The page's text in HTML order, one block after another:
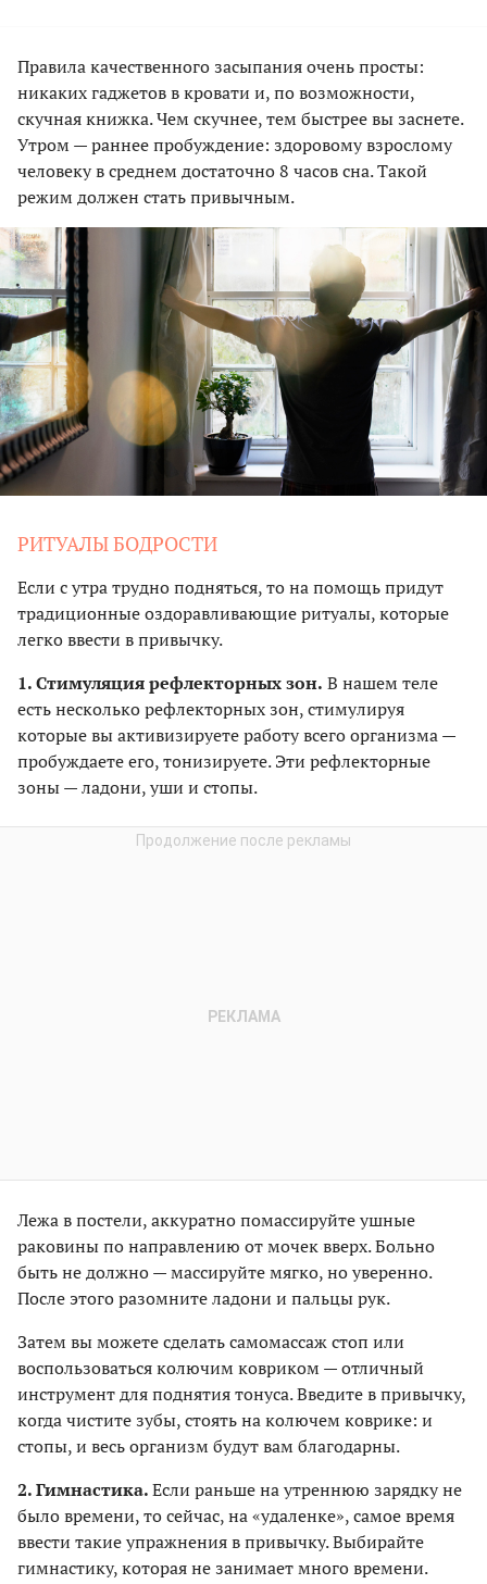
Правила качественного засыпания очень просты:
никаких гаджетов в кровати и, по возможности,
скучная книжка. Чем скучнее, тем быстрее вы заснете.
Утром — раннее пробуждение: здоровому взрослому
человеку в среднем достаточно 8 часов сна. Такой
режим должен стать привычным.
РИТУАЛЫ БОДРОСТИ
Если с утра трудно подняться, то на помощь придут
традиционные оздоравливающие ритуалы, которые
легко ввести в привычку.
1. Стимуляция рефлекторных зон. В нашем теле
есть несколько рефлекторных зон, стимулируя
которые вы активизируете работу всего организма —
пробуждаете его, тонизируете. Эти рефлекторные
зоны — ладони, уши и стопы.
Лежа в постели, аккуратно помассируйте ушные
раковины по направлению от мочек вверх. Больно
быть не должно — массируйте мягко, но уверенно.
После этого разомните ладони и пальцы рук.
Затем вы можете сделать самомассаж стоп или
воспользоваться колючим ковриком — отличный
инструмент для поднятия тонуса. Введите в привычку,
когда чистите зубы, стоять на колючем коврике: и
стопы, и весь организм будут вам благодарны.
2. Гимнастика.Если раньше на утреннюю зарядку не
было времени, то сейчас, на «удаленке», самое время
ввести такие упражнения в привычку. Выбирайте
гимнастику, которая не занимает много времени.